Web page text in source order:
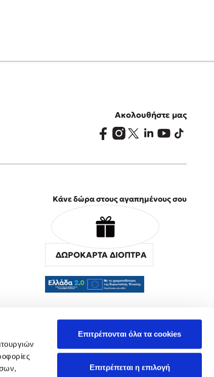
Επιτρέπονται όλα τα cookies
Επιτρέπεται η επιλογή
Ακολουθήστε μας
Κάνε δώρα στους αγαπημένους σου
ΔΩΡΟΚΑΡΤΑ ΔΙΟΠΤΡΑ